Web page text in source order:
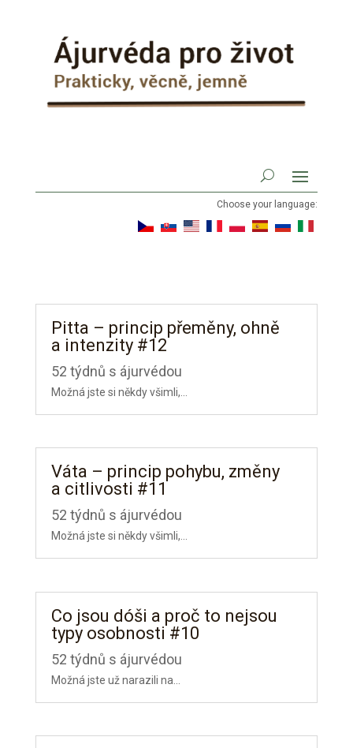
Choose your language:
Pitta – princip přeměny, ohně
a intenzity #12
52 týdnů s ájurvédou
Možná jste si někdy všimli,...
Váta – princip pohybu, změny
a citlivosti #11
52 týdnů s ájurvédou
Možná jste si někdy všimli,...
Co jsou dóši a proč to nejsou
typy osobnosti #10
52 týdnů s ájurvédou
Možná jste už narazili na...